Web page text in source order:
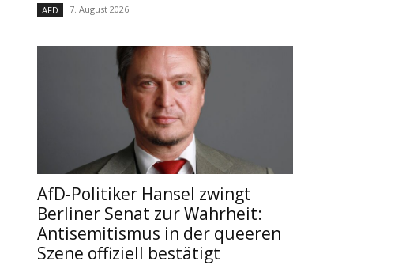
AFD 7. August 2026
AfD-Politiker Hansel zwingt
Berliner Senat zur Wahrheit:
Antisemitismus in der queeren
Szene offiziell bestätigt